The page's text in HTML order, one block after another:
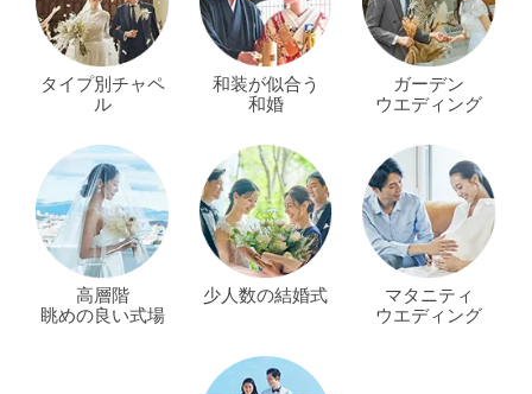
タイプ別チャペ
ル
和装が似合う
和婚
ガーデン
ウエディング
高層階
眺めの良い式場
少人数の結婚式
マタニティ
ウエディング